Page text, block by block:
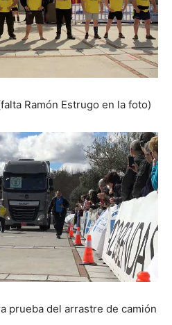
Ramón Estrugo en la foto)
prueba del arrastre de camión